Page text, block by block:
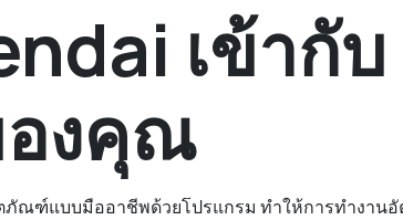
เข้ากับ
องคุณ
ภัณฑ์แบบมืออาชีพด้วยโปรแกรม ทำให้การทำงาน